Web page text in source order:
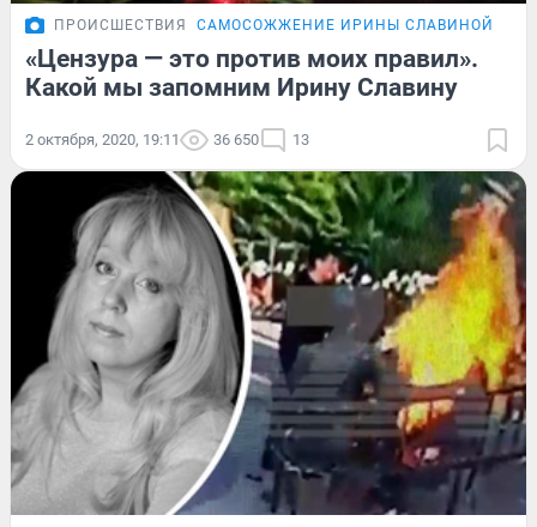
ПРОИСШЕСТВИЯ САМОСОЖЖЕНИЕ ИРИНЫ СЛАВИНОЙ
«Цензура — это против моих правил».
Какой мы запомним Ирину Славину
2 октября, 2020, 19:11 36 650 13